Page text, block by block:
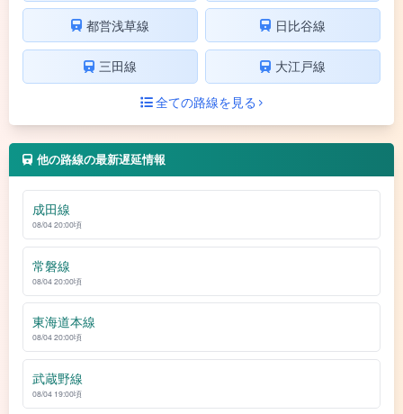
都営浅草線 日比谷線
三田線
大江戸線
全ての路線を見る
他の路線の最新遅延情報
成田線
08/04 20:00頃
常磐線
08/04 20:00頃
東海道本線
08/04 20:00頃
武蔵野線
08/04 19:00頃